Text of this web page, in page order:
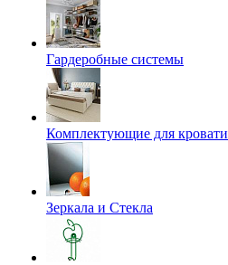
Гардеробные системы
Комплектующие для кровати
Зеркала и Стекла